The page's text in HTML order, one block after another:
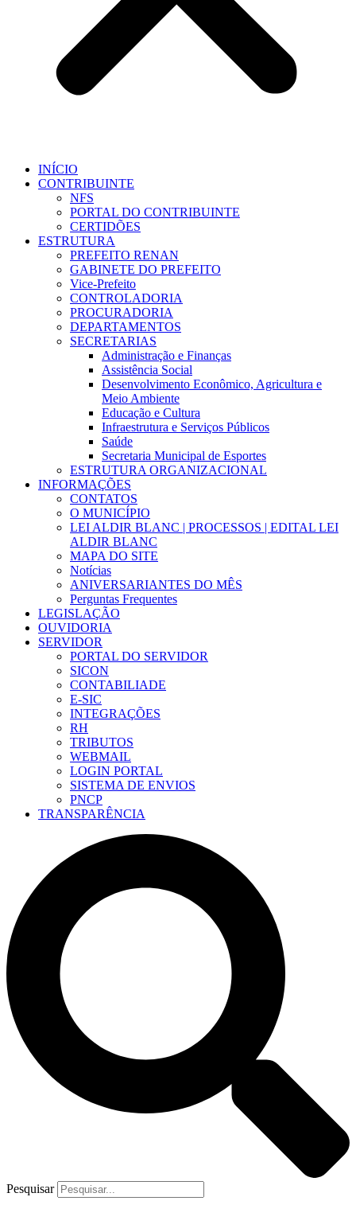
INÍCIO
CONTRIBUINTE
NFS
PORTAL DO CONTRIBUINTE
CERTIDÕES
ESTRUTURA
PREFEITO RENAN
GABINETE DO PREFEITO
Vice-Prefeito
CONTROLADORIA
PROCURADORIA
DEPARTAMENTOS
SECRETARIAS
Administração e Finanças
Assistência Social
Desenvolvimento Econômico, Agricultura e
Meio Ambiente
Educação e Cultura
Infraestrutura e Serviços Públicos
Saúde
Secretaria Municipal de Esportes
ESTRUTURA ORGANIZACIONAL
INFORMAÇÕES
CONTATOS
O MUNICÍPIO
LEI ALDIR BLANC | PROCESSOS | EDITAL LEI
ALDIR BLANC
MAPA DO SITE
Notícias
ANIVERSARIANTES DO MÊS
Perguntas Frequentes
LEGISLAÇÃO
OUVIDORIA
SERVIDOR
PORTAL DO SERVIDOR
SICON
CONTABILIADE
E-SIC
INTEGRAÇÕES
RH
TRIBUTOS
WEBMAIL
LOGIN PORTAL
SISTEMA DE ENVIOS
PNCP
TRANSPARÊNCIA
Pesquisar